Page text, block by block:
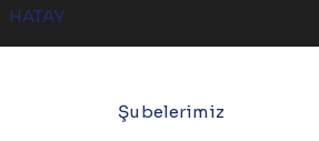
HATAY
Şubelerimiz